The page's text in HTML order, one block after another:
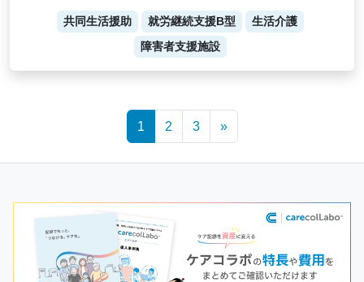
共同生活援助 就労継続支援B型
生活介護
障害者支援施設
1 2 3 »